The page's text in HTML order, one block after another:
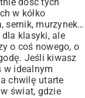
w kółko
sernik, murzynek…
dla klasyki, ale
o coś nowego, o
Jeśli kiwasz
w idealnym
chwilę utarte
świat, gdzie